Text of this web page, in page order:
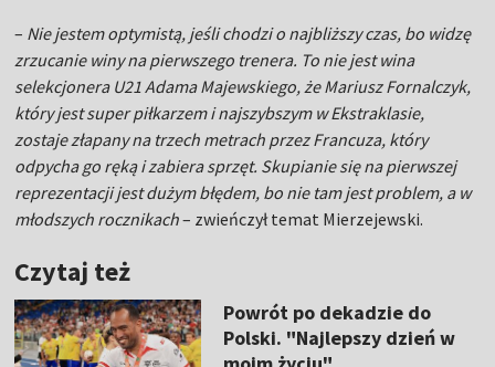
– Nie jestem optymistą, jeśli chodzi o najbliższy czas, bo widzę
zrzucanie winy na pierwszego trenera. To nie jest wina
selekcjonera U21 Adama Majewskiego, że Mariusz Fornalczyk,
który jest super piłkarzem i najszybszym w Ekstraklasie,
zostaje złapany na trzech metrach przez Francuza, który
odpycha go ręką i zabiera sprzęt. Skupianie się na pierwszej
reprezentacji jest dużym błędem, bo nie tam jest problem, a w
młodszych rocznikach– zwieńczył temat Mierzejewski.
Czytaj też
Powrót po dekadzie do
Polski. "Najlepszy dzień w